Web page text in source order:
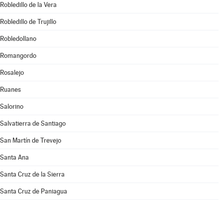
Robledillo de la Vera
Robledillo de Trujillo
Robledollano
Romangordo
Rosalejo
Ruanes
Salorino
Salvatierra de Santiago
San Martín de Trevejo
Santa Ana
Santa Cruz de la Sierra
Santa Cruz de Paniagua